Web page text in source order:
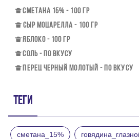
СМЕТАНА 15% - 100 ГР
СЫР МОЦАРЕЛЛА - 100 ГР
ЯБЛОКО - 100 ГР
СОЛЬ - ПО ВКУСУ
ПЕРЕЦ ЧЕРНЫЙ МОЛОТЫЙ - ПО ВКУСУ
Теги
сметана_15%